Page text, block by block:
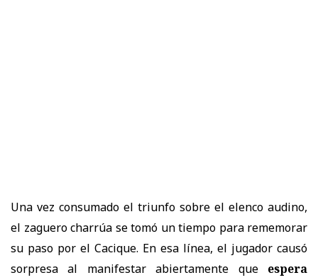
Una vez consumado el triunfo sobre el elenco audino,
el zaguero charrúa se tomó un tiempo para rememorar
su paso por el Cacique. En esa línea, el jugador causó
sorpresa al manifestar abiertamente que espera